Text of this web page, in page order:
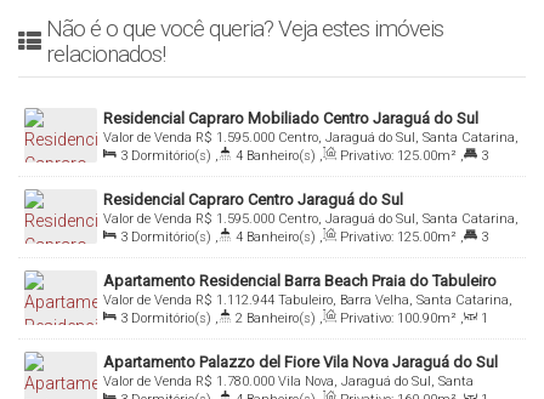
Não é o que você queria? Veja estes imóveis
relacionados!
Residencial Capraro Mobiliado Centro Jaraguá do Sul
R$ 1.595.000
Valor de Venda
Centro, Jaraguá do Sul, Santa Catarina,
Brasil
3 Dormitório(s) , 4 Banheiro(s) , Privativo: 125.00m² ,
3
Suíte(s) , Total: 182.30m² , 2 Vaga(s)
Residencial Capraro Centro Jaraguá do Sul
R$ 1.595.000
Valor de Venda
Centro, Jaraguá do Sul, Santa Catarina,
Brasil
3 Dormitório(s) , 4 Banheiro(s) , Privativo: 125.00m² ,
3
Suíte(s) , Total: 182.30m² , 2 Vaga(s)
Apartamento Residencial Barra Beach Praia do Tabuleiro
Barra Velha
R$ 1.112.944
Valor de Venda
Tabuleiro, Barra Velha, Santa Catarina,
Brasil
3 Dormitório(s) , 2 Banheiro(s) , Privativo: 100.90m² ,
1
Sala(s) , 1 Suíte(s) , 2 Vaga(s)
Apartamento Palazzo del Fiore Vila Nova Jaraguá do Sul
R$ 1.780.000
Valor de Venda
Vila Nova, Jaraguá do Sul, Santa